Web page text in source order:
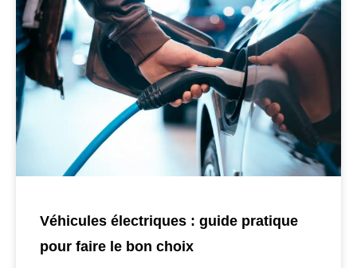
Véhicules électriques : guide pratique
pour faire le bon choix